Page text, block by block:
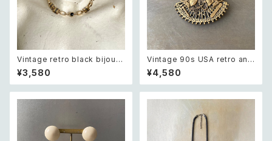
Vintage retro black bijou b
icolor chain necklace レト
ロ ヴィンテージ アクセサリー ブ
ラック ビジュー バイカラー チェ
¥3,580
Vintage 90s USA retro ang
el nurse brooch レトロ アメ
リカ ヴィンテージ アクセサリー
エンジェル ナース ブローチ
¥4,580